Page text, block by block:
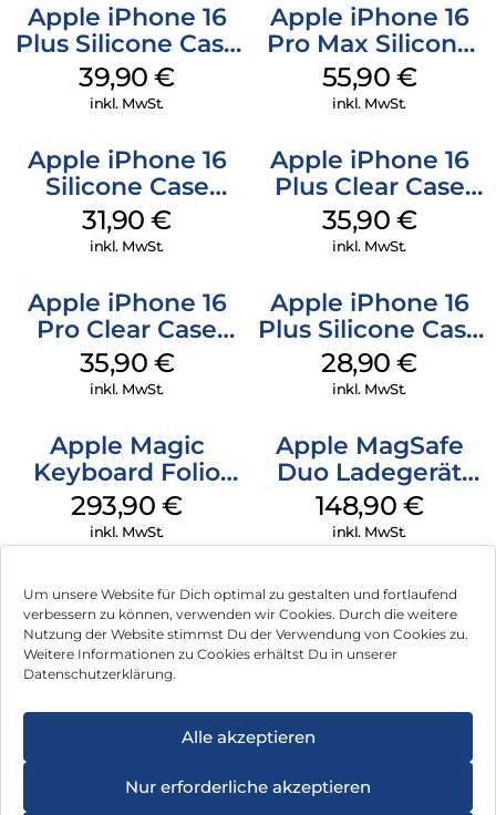
Um unsere Website für Dich optimal zu gestalten und fortlaufend
verbessern zu können, verwenden wir Cookies. Durch die weitere
Nutzung der Website stimmst Du der Verwendung von Cookies zu.
Weitere Informationen zu Cookies erhältst Du in unserer
Datenschutzerklärung.
Alle akzeptieren
Nur erforderliche akzeptieren
Apple iPhone 16
Plus Silicone Case
MagSafe Plum
39,90€
inkl. MwSt.
Apple iPhone 16
Pro Max Silicone
Case MagSafe
Stone Gray
55,90 €
inkl. MwSt.
Apple iPhone 16
Silicone Case
MagSafe Fuchsia
31,90€
inkl. MwSt.
Apple iPhone 16
Plus Clear Case
MagSafe
Transparent
35,90 €
inkl. MwSt.
Apple iPhone 16
Pro Clear Case
MagSafe
Transparent
35,90 €
inkl. MwSt.
Apple iPhone 16
Plus Silicone Case
MagSafe Black
28,90€
inkl. MwSt.
Apple Magic
Keyboard Folio
iPad 10.9″ (10.Gen.)
Weiß
293,90€
inkl. MwSt.
Apple MagSafe
Duo Ladegerät
Weiß
148,90 €
inkl. MwSt.
Impressum